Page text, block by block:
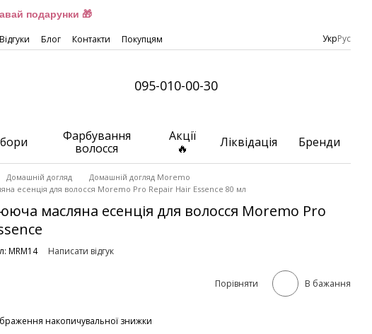
подарунки 🎁
Відгуки Блог Контакти Покупцям УкрРус
095-010-00-30
Фарбування
волосся
Акції
🔥
Ліквідація Бренди
Домашній догляд
Домашній догляд Moremo
есенція для волосся Moremo Pro Repair Hair Essence 80 мл
масляна есенція для волосся Moremo Pro
MRM14 Написати відгук
Порівняти В бажання
накопичувальної знижки